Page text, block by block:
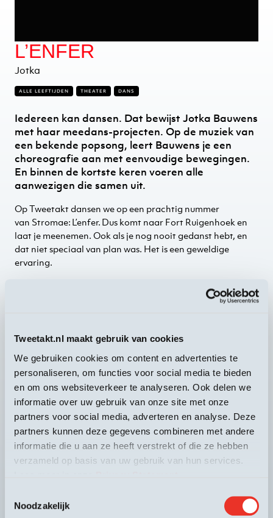
Tweetakt.nl maakt gebruik van cookies
We gebruiken cookies om content en advertenties te
personaliseren, om functies voor social media te bieden
en om ons websiteverkeer te analyseren. Ook delen we
informatie over uw gebruik van onze site met onze
partners voor social media, adverteren en analyse. Deze
partners kunnen deze gegevens combineren met andere
informatie die u aan ze heeft verstrekt of die ze hebben
verzameld op basis van uw gebruik van hun services.
Noodzakelijk
L’ENFER
Jotka
ALLE LEEFTIJDEN THEATER DANS
Iedereen kan dansen. Dat bewijst Jotka Bauwens
met haar meedans-projecten. Op de muziek van
een bekende popsong, leert Bauwens je een
choreografie aan met eenvoudige bewegingen.
En binnen de kortste keren voeren alle
aanwezigen die samen uit.
Op Tweetakt dansen we op een prachtig nummer
van Stromae: L’enfer. Dus komt naar Fort Ruigenhoek en
laat je meenemen. Ook als je nog nooit gedanst hebt, en
dat niet speciaal van plan was. Het is een geweldige
ervaring.
Dansers en choreografe Jotka Bauwens begon haar
meedans-projecten op Theater aan Zee. Daar krijgt ze elk
op L’enfer maakte ze in 2022 voor dit festival, dat toen als
thema had ‘Zie je mij?’ Bouwens nodigde iedereen uit om
mee te bewegen, om zichzelf te laten zien en om anderen
te zien, gewoon zoals we zijn. Dat komt ze opnieuw doen
op Festival Tweetakt.
De Gentse Jotka Bauwens studeerde hedendaagse dans
aan het Koninklijke Conservatorium van Antwerpen. Ze is
ook dansdocent en bewegingscoach. Bij haar
(jeugd)voorstellingen werkt ze vaak met niet-dansers, met
bijvoorbeeld met body-builders of met haar eigen moeder.
credits